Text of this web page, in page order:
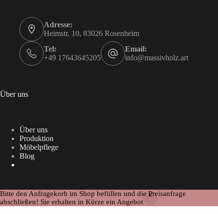
Bitte den Anfragekorb im Shop befüllen und die Preisanfrage
abschließen! Sie erhalten in Kürze ein Angebot
Adresse:
Heimstr. 10, 83026 Rosenheim
Tel:
+49 17643645205
Email:
info@massivholz.art
Über uns
Über uns
Produktion
Möbelpflege
Blog
Copyright ©Massivholz